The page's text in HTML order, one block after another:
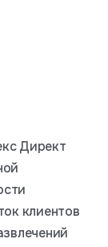
Директ
клиентов